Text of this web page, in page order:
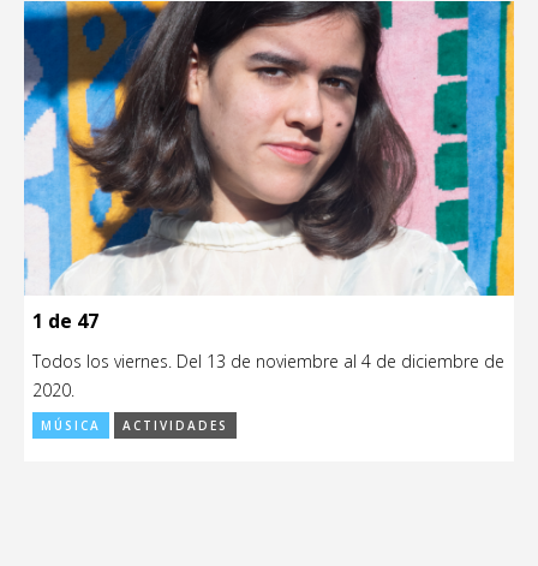
1 de 47
Todos los viernes. Del 13 de noviembre al 4 de diciembre de
2020.
MÚSICA ACTIVIDADES